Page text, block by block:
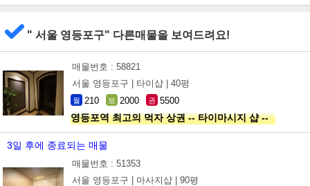
" 서울 영등포구" 다른매물을 보여드려요!
매물번호 : 58821
서울 영등포구 |
타이샵 | 40평
월 210 보 2000 권 5500
영등포역 최고의 먹자 상권 -- 타이마시지 샵 --
3일 후에 종료되는 매물
매물번호 : 51353
서울 영등포구 |
마사지샵 | 90평